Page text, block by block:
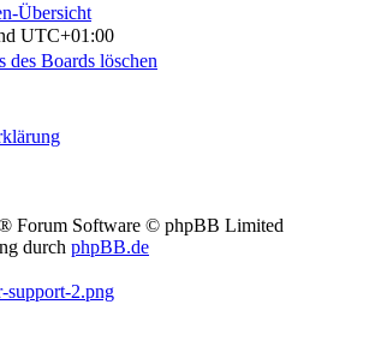
Übersicht
UTC+01:00
des Boards löschen
Forum Software © phpBB Limited
durch phpBB.de